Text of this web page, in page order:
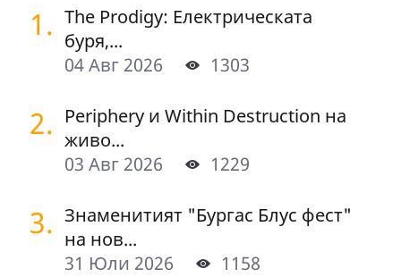
1. The Prodigy: Електрическата
буря,...
04 Авг 2026
1303
2. Periphery и Within Destruction на
живо...
03 Авг 2026
1229
3. Знаменитият "Бургас Блус фест"
на нов...
31 Юли 2026
1158